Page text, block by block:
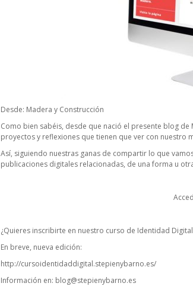
Desde: Madera y Construcción
Como bien sabéis, desde que nació el presente blog
proyectos y reflexiones que tienen que ver con nuestro
Así, siguiendo nuestras ganas de compartir lo que
publicaciones digitales relacionadas, de una forma u
¿Quieres inscribirte en nuestro curso de Identidad
En breve, nueva edición:
http://cursoidentidaddigital.stepienybarno.es/
Información en: blog@stepienybarno.es